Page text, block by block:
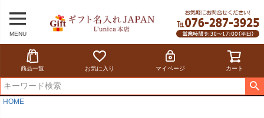
MENU
商品一覧 お気に入り マイページ カート
HOME